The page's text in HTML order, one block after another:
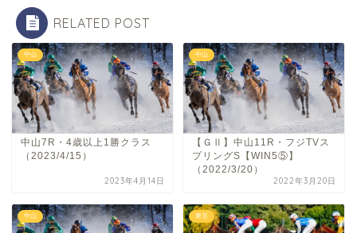
RELATED POST
中山
中山7R・4歳以上1勝クラス
（2023/4/15）
2023年4月14日
中山
【ＧⅡ】中山11R・フジTVス
プリングS【WIN5⑤】
（2022/3/20）
2022年3月20日
中山 東京